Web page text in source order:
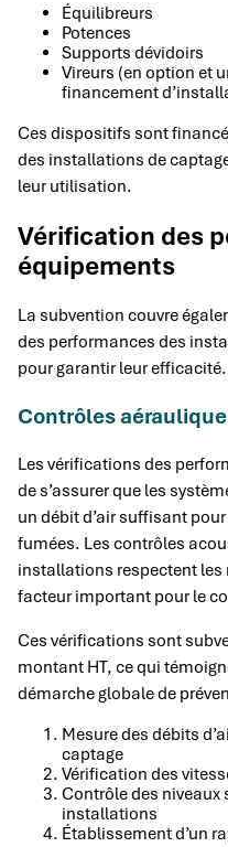
Équilibreurs
Potences
Supports dévidoirs
Vireurs (en option et
financement
Ces dispositifs sont
des installations de
leur utilisation.
Vérification des
équipements
La subvention couvre
des performances des
pour garantir leur efficacité.
Contrôles
Les vérifications des
de s’assurer que les
un débit d’air suffisant
fumées. Les contrôles
installations respectent les
facteur important pour le
Ces vérifications sont
montant HT, ce qui
démarche globale de
Mesure des débits
captage
Vérification des
Contrôle des niveaux
installations
Établissement d’un